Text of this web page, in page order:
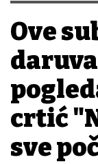
Ove
crtić
sve